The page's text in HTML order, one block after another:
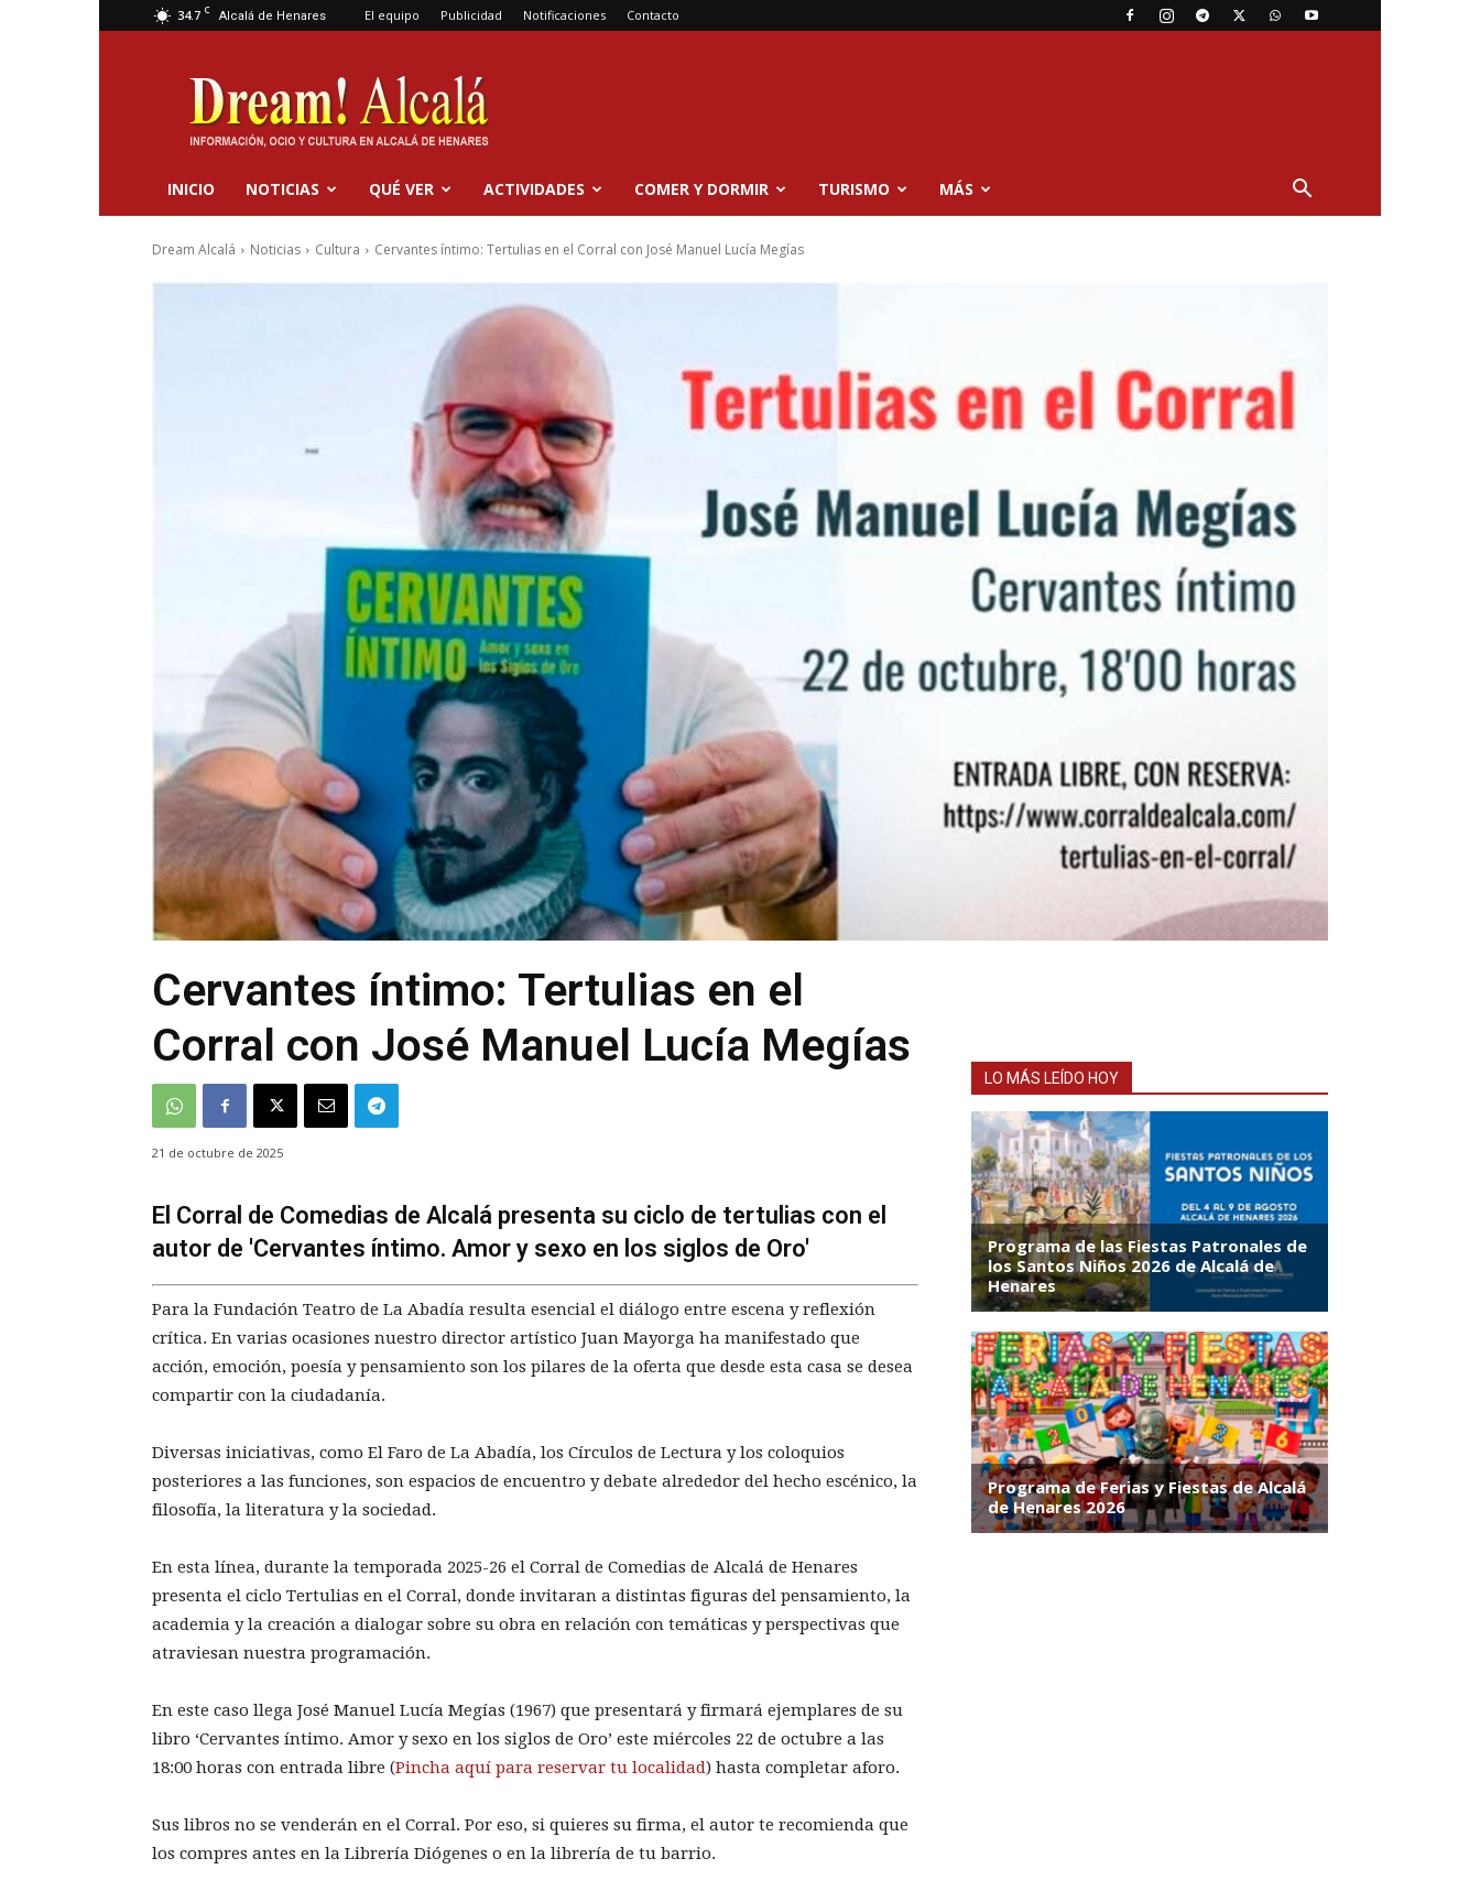
34.7 C Alcalá de Henares El equipo Publicidad Notificaciones Contacto
Dream
Alcalá
INICIO NOTICIAS QUÉ VER ACTIVIDADES COMER Y DORMIR TURISMO MÁS
Dream Alcalá Noticias Cultura Cervantes íntimo: Tertulias en el Corral con José Manuel Lucía Megías
Cervantes íntimo: Tertulias en el
Corral con José Manuel Lucía Megías
21 de octubre de 2025
El Corral de Comedias de Alcalá presenta su ciclo de tertulias con el
autor de 'Cervantes íntimo. Amor y sexo en los siglos de Oro'
Para la Fundación Teatro de La Abadía resulta esencial el diálogo entre escena y reflexión
crítica. En varias ocasiones nuestro director artístico Juan Mayorga ha manifestado que
acción, emoción, poesía y pensamiento son los pilares de la oferta que desde esta casa se desea
compartir con la ciudadanía.
Diversas iniciativas, como El Faro de La Abadía, los Círculos de Lectura y los coloquios
posteriores a las funciones, son espacios de encuentro y debate alrededor del hecho escénico, la
filosofía, la literatura y la sociedad.
En esta línea, durante la temporada 2025-26 el Corral de Comedias de Alcalá de Henares
presenta el ciclo Tertulias en el Corral, donde invitaran a distintas figuras del pensamiento, la
academia y la creación a dialogar sobre su obra en relación con temáticas y perspectivas que
atraviesan nuestra programación.
En este caso llega José Manuel Lucía Megías (1967) que presentará y firmará ejemplares de su
libro ‘Cervantes íntimo. Amor y sexo en los siglos de Oro’ este miércoles 22 de octubre a las
18:00 horas con entrada libre (Pincha aquí para reservar tu localidad) hasta completar aforo.
Sus libros no se venderán en el Corral. Por eso, si quieres su firma, el autor te recomienda que
los compres antes en la Librería Diógenes o en la librería de tu barrio.
LO MÁS LEÍDO HOY